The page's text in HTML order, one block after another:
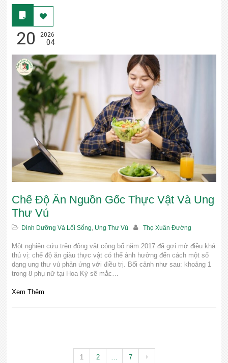
20 2026
04
Chế Độ Ăn Nguồn Gốc Thực Vật Và Ung
Thư Vú
Dinh Dưỡng Và Lối Sống, Ung Thư Vú Thọ Xuân Đường
Một nghiên cứu trên động vật công bố năm 2017 đã gợi mở điều khá
thú vị: chế độ ăn giàu thực vật có thể ảnh hưởng đến cách một số
dạng ung thư vú phản ứng với điều trị. Bối cảnh như sau: khoảng 1
trong 8 phụ nữ tại Hoa Kỳ sẽ mắc…
Xem Thêm
1 2 … 7